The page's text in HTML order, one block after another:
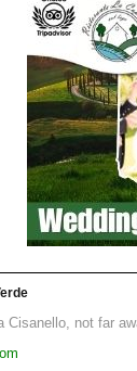
Cisanello, not far